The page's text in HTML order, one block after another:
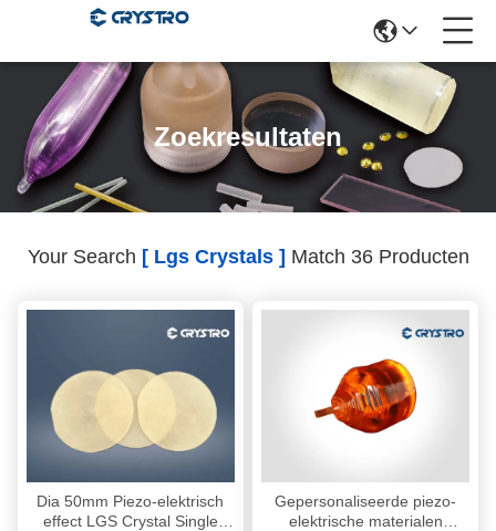
Zoekresultaten
Your Search [ Lgs Crystals ] Match 36 Producten
Dia 50mm Piezo-elektrisch
effect LGS Crystal Single
Gepersonaliseerde piezo-
elektrische materialen